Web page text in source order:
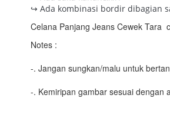
↪ Ada kombinasi bordir dibagian
Celana Panjang Jeans Cewek Tara
Notes :
-. Jangan sungkan/malu untuk
-. Kemiripan gambar sesuai dengan